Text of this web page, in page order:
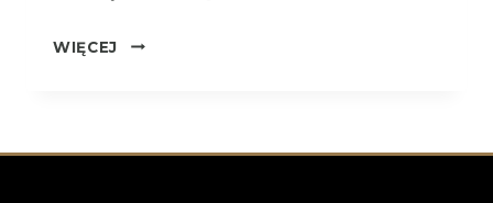
WIĘCEJ
OGŁOSZENIA
ZWYKŁA